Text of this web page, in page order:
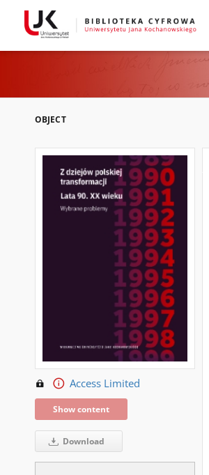
OBJECT
Access Limited
Show content
Download